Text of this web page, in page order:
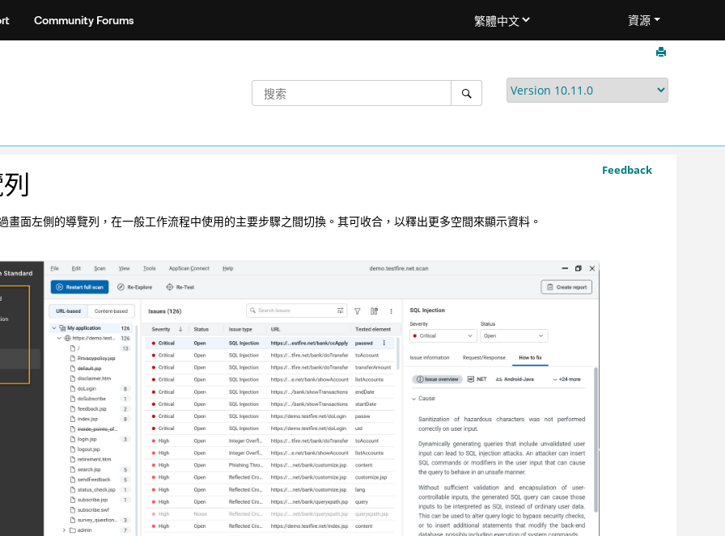
Community Forums 資源
Feedback
畫面左側的導覽列，在一般工作流程中使用的主要步驟之間切換。其可收合，以釋出更多空間來顯示資料。